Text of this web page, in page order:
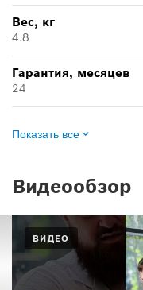
Вес, кг
4.8
Гарантия, месяцев
24
Показать все
Видеообзор
ВИДЕО